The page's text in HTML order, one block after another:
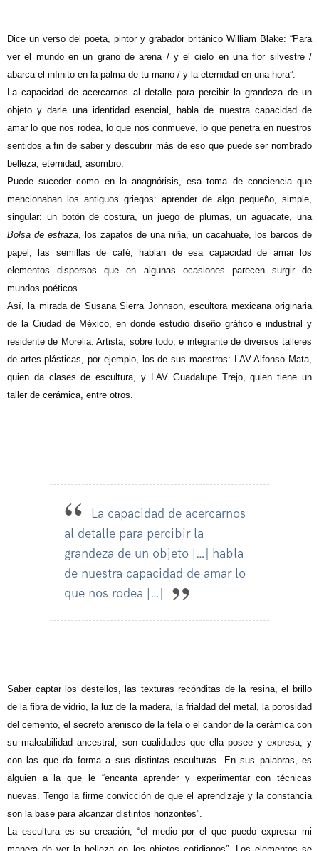
Dice un verso del poeta, pintor y grabador británico William Blake: “Para
ver el mundo en un grano de arena / y el cielo en una flor silvestre /
abarca el infinito en la palma de tu mano / y la eternidad en una hora”.
La capacidad de acercarnos al detalle para percibir la grandeza de un
objeto y darle una identidad esencial, habla de nuestra capacidad de
amar lo que nos rodea, lo que nos conmueve, lo que penetra en nuestros
sentidos a fin de saber y descubrir más de eso que puede ser nombrado
belleza, eternidad, asombro.
Puede suceder como en la anagnórisis, esa toma de conciencia que
mencionaban los antiguos griegos: aprender de algo pequeño, simple,
singular: un botón de costura, un juego de plumas, un aguacate, una
Bolsa de estraza, los zapatos de una niña, un cacahuate, los barcos de
papel, las semillas de café, hablan de esa capacidad de amar los
elementos dispersos que en algunas ocasiones parecen surgir de
mundos poéticos.
Así, la mirada de Susana Sierra Johnson, escultora mexicana originaria
de la Ciudad de México, en donde estudió diseño gráfico e industrial y
residente de Morelia. Artista, sobre todo, e integrante de diversos talleres
de artes plásticas, por ejemplo, los de sus maestros: LAV Alfonso Mata,
quien da clases de escultura, y LAV Guadalupe Trejo, quien tiene un
taller de cerámica, entre otros.
La capacidad de acercarnos
al detalle para percibir la
grandeza de un objeto […] habla
de nuestra capacidad de amar lo
que nos rodea […]
Saber captar los destellos, las texturas recónditas de la resina, el brillo
de la fibra de vidrio, la luz de la madera, la frialdad del metal, la porosidad
del cemento, el secreto arenisco de la tela o el candor de la cerámica con
su maleabilidad ancestral, son cualidades que ella posee y expresa, y
con las que da forma a sus distintas esculturas. En sus palabras, es
alguien a la que le “encanta aprender y experimentar con técnicas
nuevas. Tengo la firme convicción de que el aprendizaje y la constancia
son la base para alcanzar distintos horizontes”.
La escultura es su creación, “el medio por el que puedo expresar mi